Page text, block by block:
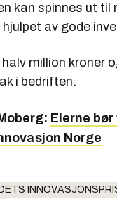
kan spinnes ut til
av gode
million kroner
i bedriften.
Eierne
Norge